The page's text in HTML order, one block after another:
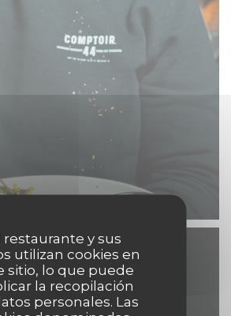
restaurante y sus
utilizan cookies en
sitio, lo que puede
la recopilación
personales. Las